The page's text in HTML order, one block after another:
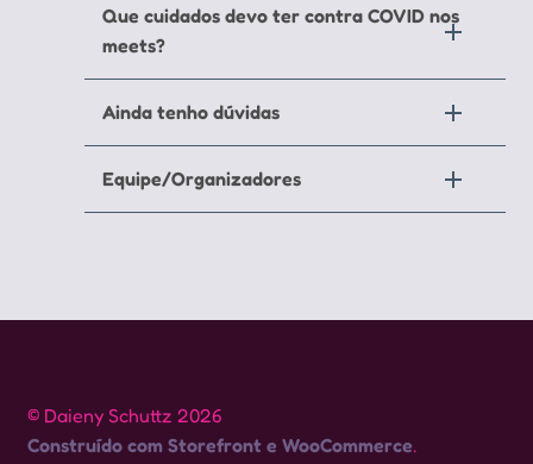
Que cuidados devo ter contra COVID nos
meets?
Ainda tenho dúvidas
Equipe/Organizadores
© Daieny Schuttz 2026
Construído com Storefront e WooCommerce.